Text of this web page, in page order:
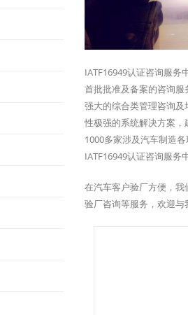
IATF16949认证咨询服务
首批批准及备案的咨询
强大的综合类管理咨询及
性极强的系统解决方案
1000多家涉及汽车制造
IATF16949认证咨询服
在汽车客户验厂方便，
验厂咨询等服务，欢迎